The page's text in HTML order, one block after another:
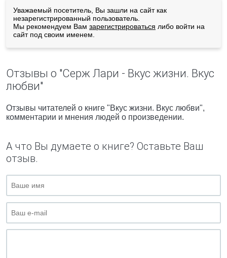
Уважаемый посетитель, Вы зашли на сайт как
незарегистрированный пользователь.
Мы рекомендуем Вам зарегистрироваться либо войти на
сайт под своим именем.
Отзывы о "Cерж Лари - Вкус жизни. Вкус
любви"
Отзывы читателей о книге "Вкус жизни. Вкус любви",
комментарии и мнения людей о произведении.
А что Вы думаете о книге? Оставьте Ваш
отзыв.